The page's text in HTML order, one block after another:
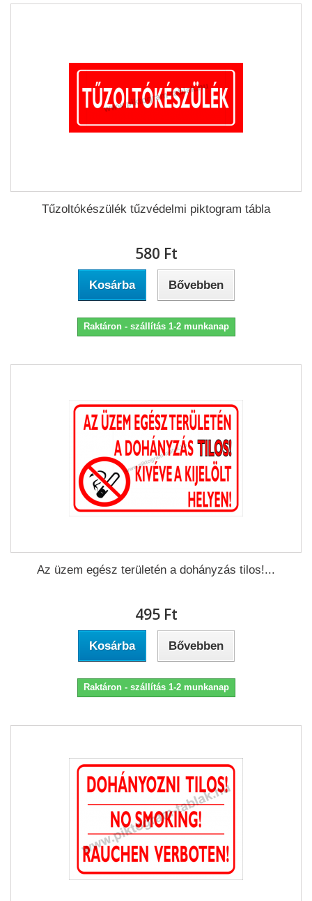
Tűzoltókészülék tűzvédelmi piktogram tábla
580 Ft‎
Kosárba Bővebben
Raktáron - szállítás 1-2 munkanap
Az üzem egész területén a dohányzás tilos!...
495 Ft‎
Kosárba Bővebben
Raktáron - szállítás 1-2 munkanap